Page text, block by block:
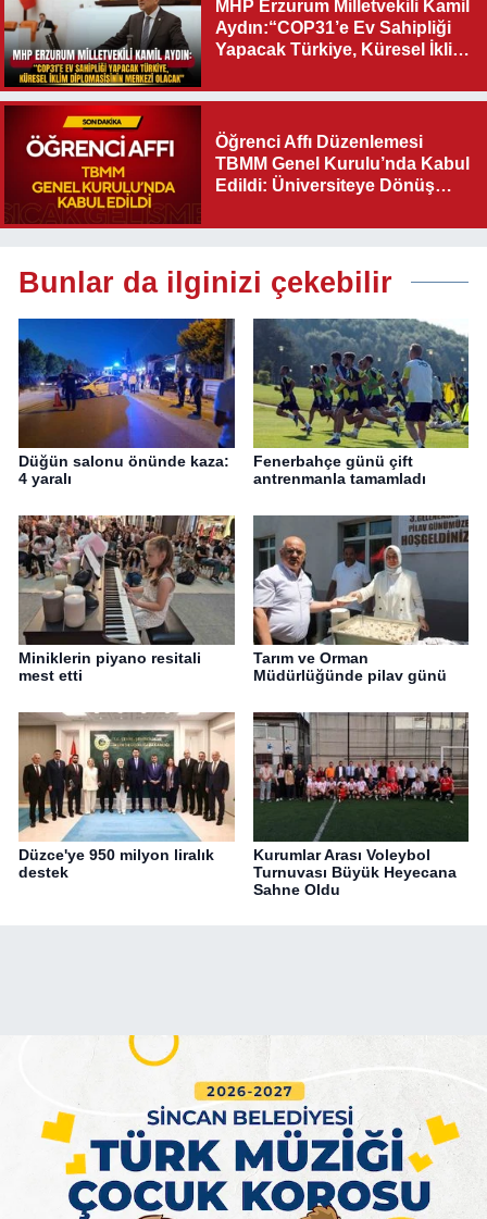
MHP Erzurum Milletvekili Kamil
Aydın:“COP31’e Ev Sahipliği
Yapacak Türkiye, Küresel İklim
Olacak"
Öğrenci Affı Düzenlemesi
TBMM Genel Kurulu’nda Kabul
Edildi: Üniversiteye Dönüş
Bunlar da ilginizi çekebilir
Düğün salonu önünde kaza:
4 yaralı
Fenerbahçe günü çift
antrenmanla tamamladı
Miniklerin piyano resitali
mest etti
Tarım ve Orman
Müdürlüğünde pilav günü
Düzce'ye 950 milyon liralık
destek
Kurumlar Arası Voleybol
Turnuvası Büyük Heyecana
Sahne Oldu